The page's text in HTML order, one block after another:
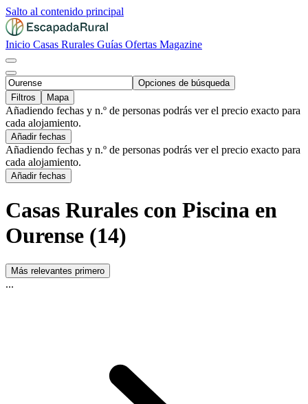
Salto al contenido principal
Inicio Casas Rurales Guías Ofertas Magazine
Opciones de búsqueda
Filtros
Mapa
Añadiendo fechas y n.º de personas podrás ver el precio exacto para
cada alojamiento.
Añadir fechas
Añadiendo fechas y n.º de personas podrás ver el precio exacto para
cada alojamiento.
Añadir fechas
Casas Rurales con Piscina en
Ourense (14)
Más relevantes primero
...